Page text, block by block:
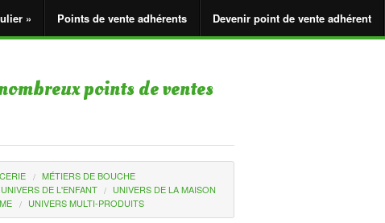
» Points de vente adhérents Devenir point de vente adhérent
points de ventes
MÉTIERS DE BOUCHE
UNIVERS DE L'ENFANT
UNIVERS DE LA MAISON
UNIVERS MULTI-PRODUITS